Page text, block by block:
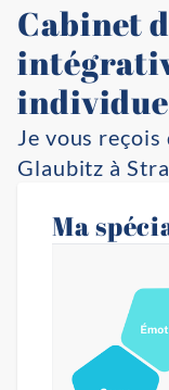
Cabinet
Je vous
Glaubitz à
Ma